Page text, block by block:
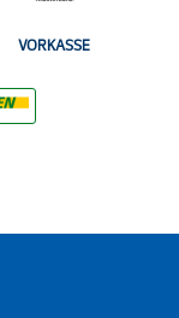
VORKASSE